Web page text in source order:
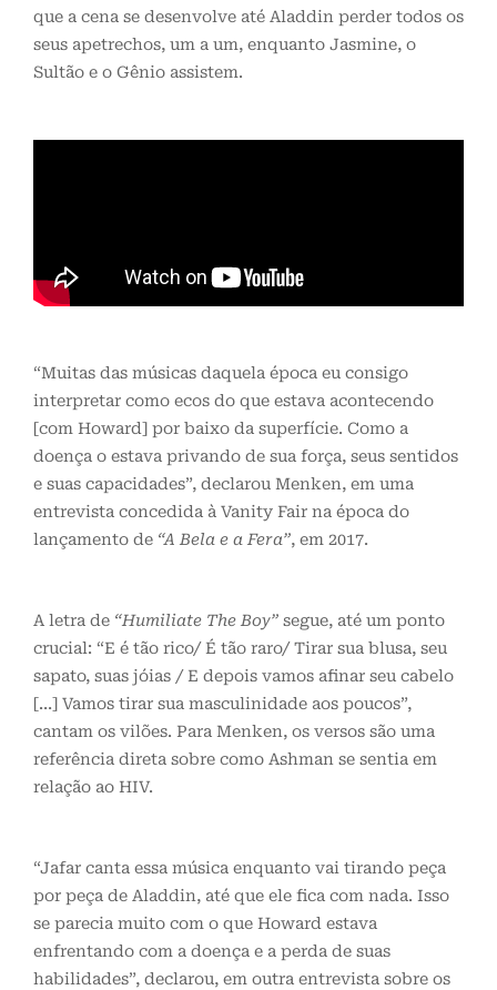
que a cena se desenvolve até Aladdin perder todos os
seus apetrechos, um a um, enquanto Jasmine, o
Sultão e o Gênio assistem.
“Muitas das músicas daquela época eu consigo
interpretar como ecos do que estava acontecendo
[com Howard] por baixo da superfície. Como a
doença o estava privando de sua força, seus sentidos
e suas capacidades”, declarou Menken, em uma
entrevista concedida à Vanity Fair na época do
lançamento de “A Bela e a Fera”, em 2017.
A letra de “Humiliate The Boy” segue, até um ponto
crucial: “E é tão rico/ É tão raro/ Tirar sua blusa, seu
sapato, suas jóias / E depois vamos afinar seu cabelo
[…] Vamos tirar sua masculinidade aos poucos”,
cantam os vilões. Para Menken, os versos são uma
referência direta sobre como Ashman se sentia em
relação ao HIV.
“Jafar canta essa música enquanto vai tirando peça
por peça de Aladdin, até que ele fica com nada. Isso
se parecia muito com o que Howard estava
enfrentando com a doença e a perda de suas
habilidades”, declarou, em outra entrevista sobre os